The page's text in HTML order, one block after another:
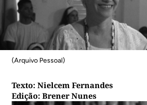
(Arquivo Pessoal)
Texto: Nielcem Fernandes
Edição: Brener Nunes